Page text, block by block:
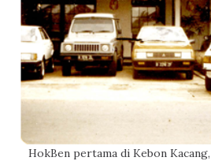
HokBen pertama di Kebon